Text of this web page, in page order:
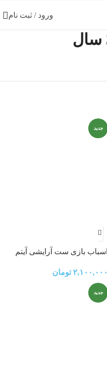
ورود / ثبت نام
جدید
اسباب بازی ست آرایشی آیتم
۲,۱۰۰,۰۰۰ تومان
جدید